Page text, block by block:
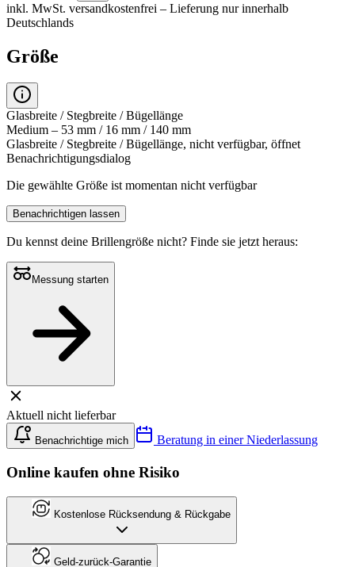
inkl. MwSt. versandkostenfrei – Lieferung nur innerhalb
Deutschlands
Größe
Glasbreite / Stegbreite / Bügellänge
Medium – 53 mm / 16 mm / 140 mm
Glasbreite / Stegbreite / Bügellänge, nicht verfügbar, öffnet
Benachrichtigungsdialog
Die gewählte Größe ist momentan nicht verfügbar
Benachrichtigen lassen
Du kennst deine Brillengröße nicht? Finde sie jetzt heraus:
Messung starten
Aktuell nicht lieferbar
Benachrichtige mich Beratung in einer Niederlassung
Online kaufen ohne Risiko
Kostenlose Rücksendung & Rückgabe
Geld-zurück-Garantie